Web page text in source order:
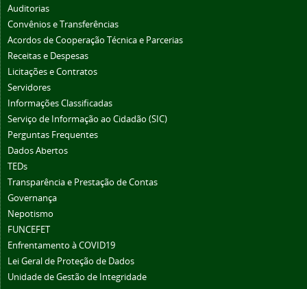
Auditorias
Convênios e Transferências
Acordos de Cooperação Técnica e Parcerias
Receitas e Despesas
Licitações e Contratos
Servidores
Informações Classificadas
Serviço de Informação ao Cidadão (SIC)
Perguntas Frequentes
Dados Abertos
TEDs
Transparência e Prestação de Contas
Governança
Nepotismo
FUNCEFET
Enfrentamento à COVID19
Lei Geral de Proteção de Dados
Unidade de Gestão de Integridade